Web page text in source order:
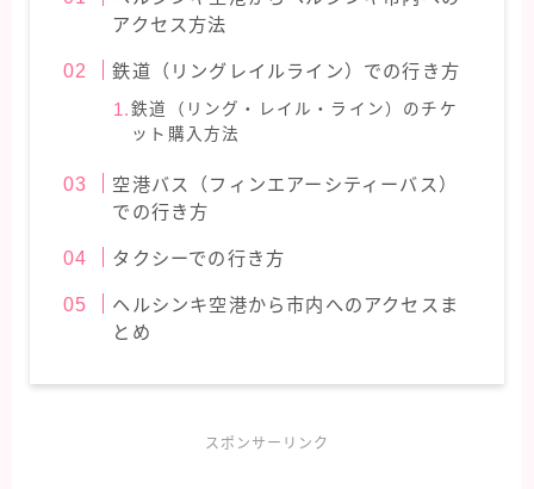
アクセス方法
鉄道（リングレイルライン）での行き方
鉄道（リング・レイル・ライン）のチケ
ット購入方法
空港バス（フィンエアーシティーバス）
での行き方
タクシーでの行き方
ヘルシンキ空港から市内へのアクセスま
とめ
スポンサーリンク